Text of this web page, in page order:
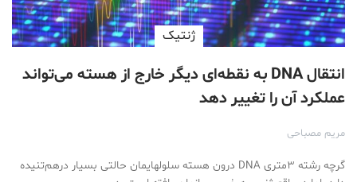
ژنتیک
انتقال DNA به نقطه‌ای دیگر خارج از هسته می‌تواند
عملکرد آن را تغییر دهد
مریم مصباحی
گرچه رشته ۳متری DNA درون هسته سلولهایمان حالتی بسیار درهم‌تنیده